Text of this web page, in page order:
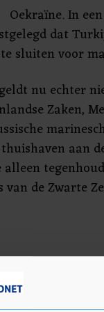
Oekraïne. In
dat
sluiten voor
nu echter
Zaken,
aan
van de Zwarte
Oekraïne in
de Krim.